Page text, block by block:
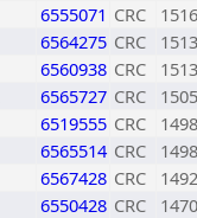
6555071 CRC
1516
6564275 CRC
1513
6560938 CRC
1513
6565727 CRC
1505
6519555 CRC
1498
6565514 CRC
1498
6567428 CRC
1492
6550428 CRC
1470